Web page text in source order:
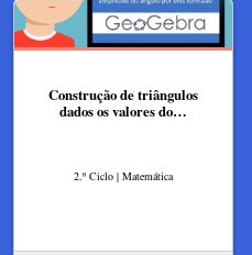
Construção de triângulos
dados os valores do…
2.º Ciclo | Matemática